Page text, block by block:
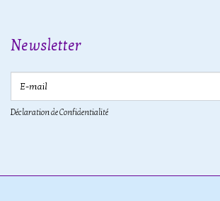
Newsletter
Déclaration de Confidentialité